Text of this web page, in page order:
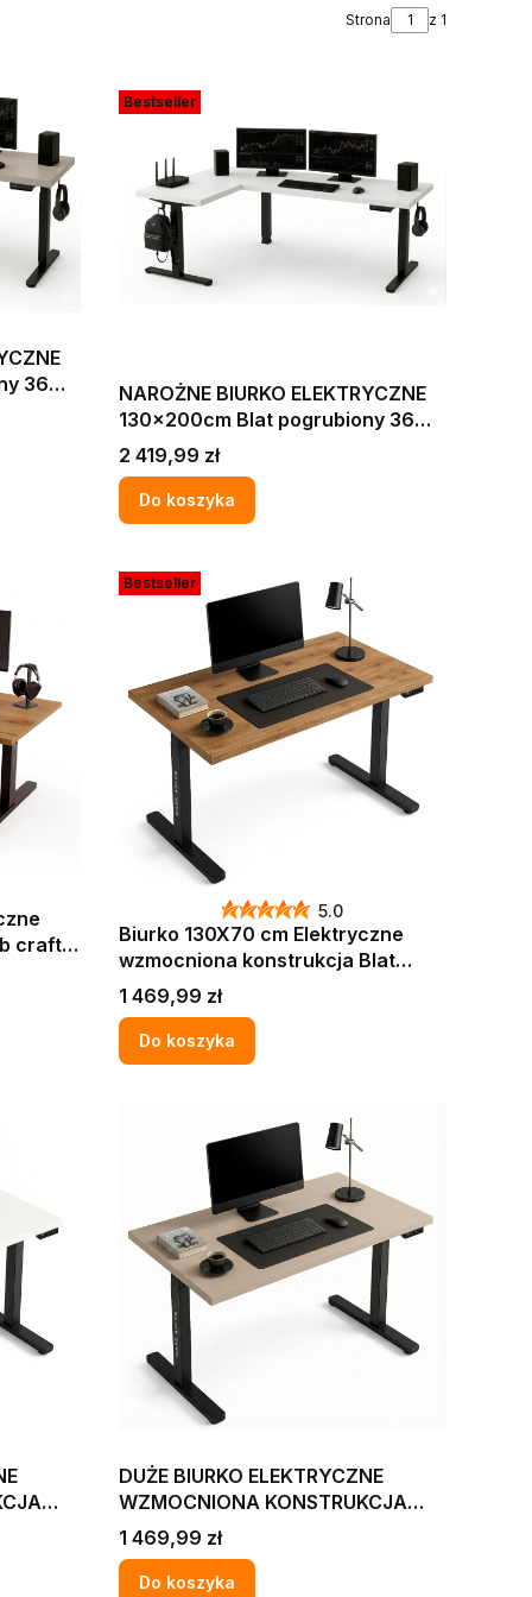
Strona z 1
36
Bestseller
NAROŻNE BIURKO ELEKTRYCZNE
130x200cm Blat pogrubiony 36
mm KOMPUTEROWE DO FIRMY
BIURA BIAŁE W STYLU LOFT
Cena
2 419,99 zł
Do koszyka
Bestseller
5.0
Biurko 130X70 cm Elektryczne
wzmocniona konstrukcja Blat
pogrubiony 36 mm komputerowe
do firmy biura
Cena
1 469,99 zł
Do koszyka
36 mm
DUŻE BIURKO ELEKTRYCZNE
WZMOCNIONA KONSTRUKCJA
130X70 cm Blat pogrubiony 36 mm
KOMPUTEROWE DO FIRMY BIURA
KASZMIR
Cena
1 469,99 zł
Do koszyka